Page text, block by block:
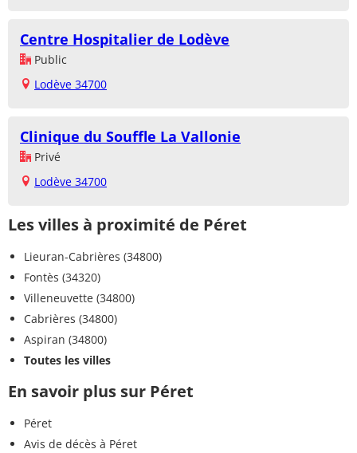
Centre Hospitalier de Lodève
Public
Lodève 34700
Clinique du Souffle La Vallonie
Privé
Lodève 34700
Les villes à proximité de Péret
Lieuran-Cabrières (34800)
Fontès (34320)
Villeneuvette (34800)
Cabrières (34800)
Aspiran (34800)
Toutes les villes
En savoir plus sur Péret
Péret
Avis de décès à Péret